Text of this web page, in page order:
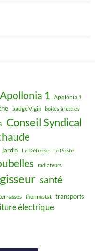
Apollonia 1 Apolonia 1
badge Vigik boites à lettres
Conseil Syndical
jardin La Défense La Poste
radiateurs
santé
thermostat transports
électrique